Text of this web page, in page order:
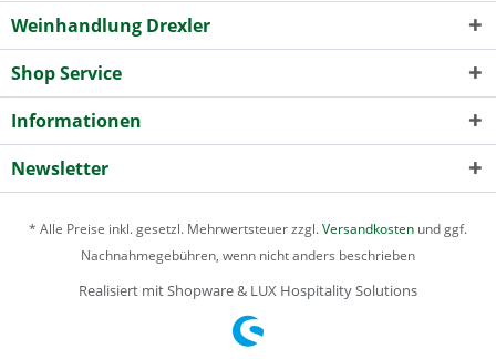
Weinhandlung Drexler
Shop Service
Informationen
Newsletter
* Alle Preise inkl. gesetzl. Mehrwertsteuer zzgl.Versandkosten und ggf.
Nachnahmegebühren, wenn nicht anders beschrieben
Realisiert mit Shopware & LUX Hospitality Solutions